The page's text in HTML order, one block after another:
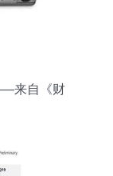
来自《财